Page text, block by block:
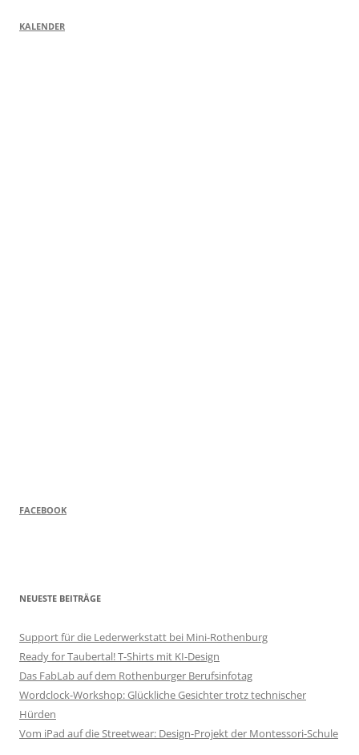
KALENDER
FACEBOOK
NEUESTE BEITRÄGE
Support für die Lederwerkstatt bei Mini-Rothenburg
Ready for Taubertal! T-Shirts mit KI-Design
Das FabLab auf dem Rothenburger Berufsinfotag
Wordclock-Workshop: Glückliche Gesichter trotz technischer
Hürden
Vom iPad auf die Streetwear: Design-Projekt der Montessori-Schule